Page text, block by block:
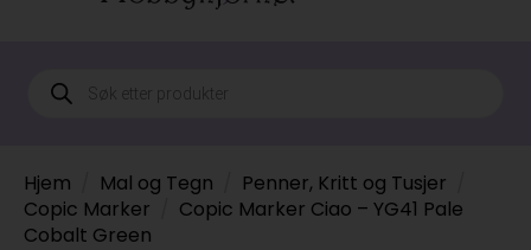
Products
search
Hjem Mal og Tegn
Penner, Kritt og Tusjer
Copic Marker
Copic Marker Ciao – YG41 Pale
Cobalt Green